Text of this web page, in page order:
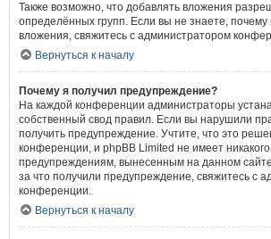
Также возможно, что добавлять вложения
определённых групп. Если вы не знаете,
вложения, свяжитесь с администратором
Вернуться к началу
Почему я получил предупреждение?
На каждой конференции администраторы
собственный свод правил. Если вы нарушили
получить предупреждение. Учтите, что это
конференции, и phpBB Limited не имеет
предупреждениям, вынесенным на данном
за что получили предупреждение, свяжитесь с
конференции.
Вернуться к началу